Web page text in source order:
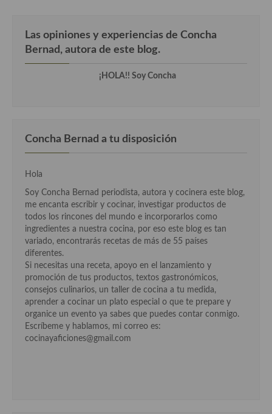
Cocina Castilla – La Mancha
Cocina Catalana
Cocina Madrileña
Cocina Riojana
Cocina Valenciana
Cocina Vasca
Cocina Europea
Cocina Alemana
Cocina Austriaca
Las opiniones y experiencias de Concha
Bernad, autora de este blog.
¡HOLA!! Soy Concha
Concha Bernad a tu disposición
Hola
Soy Concha Bernad periodista, autora y cocinera este blog,
me encanta escribir y cocinar, investigar productos de
todos los rincones del mundo e incorporarlos como
ingredientes a nuestra cocina, por eso este blog es tan
variado, encontrarás recetas de más de 55 países
diferentes.
Si necesitas una receta, apoyo en el lanzamiento y
promoción de tus productos, textos gastronómicos,
consejos culinarios, un taller de cocina a tu medida,
aprender a cocinar un plato especial o que te prepare y
organice un evento ya sabes que puedes contar conmigo.
Escríbeme y hablamos, mi correo es:
cocinayaficiones@gmail.com